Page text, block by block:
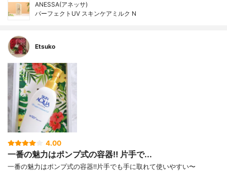
ANESSA(アネッサ)
パーフェクトUV スキンケアミルク N
Etsuko
4.00
一番の魅力はポンプ式の容器‼️ 片手で...
一番の魅力はポンプ式の容器‼️片手でも手に取れて使いやすい〜